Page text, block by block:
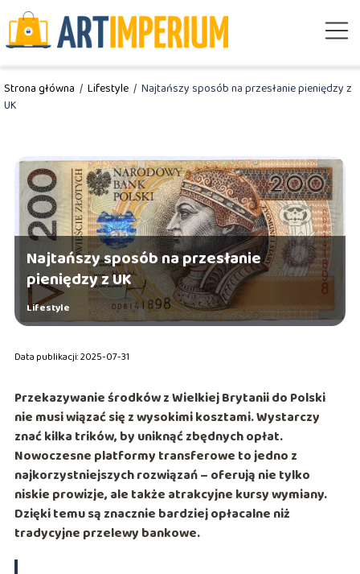
Strona główna / Lifestyle / Najtańszy sposób na przesłanie pieniędzy z
UK
Najtańszy sposób na przesłanie
pieniędzy z UK
Lifestyle
Data publikacji: 2025-07-31
Przekazywanie środków z Wielkiej Brytanii do Polski
nie musi wiązać się z wysokimi kosztami. Wystarczy
znać kilka trików, by uniknąć zbędnych opłat.
Nowoczesne platformy transferowe to jedno z
najkorzystniejszych rozwiązań – oferują nie tylko
niskie prowizje, ale także atrakcyjne kursy wymiany.
Dzięki temu są znacznie bardziej opłacalne niż
tradycyjne przelewy bankowe.